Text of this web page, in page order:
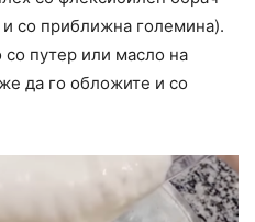
со приближна големина).
со путер или масло на
да го обложите и со